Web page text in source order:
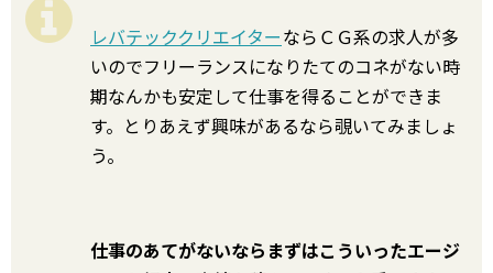
レバテッククリエイターならＣＧ系の求人が多
いのでフリーランスになりたてのコネがない時
期なんかも安定して仕事を得ることができま
す。とりあえず興味があるなら覗いてみましょ
う。
仕事のあてがないならまずはこういったエージ